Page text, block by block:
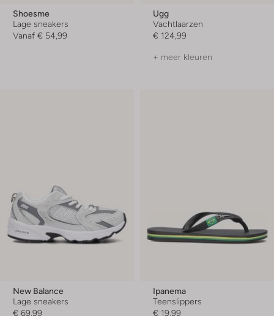
Shoesme
Lage sneakers
Vanaf € 54,99
Ugg
Vachtlaarzen
€ 124,99
+ meer kleuren
New Balance
Lage sneakers
€ 69,99
Ipanema
Teenslippers
€ 19,99